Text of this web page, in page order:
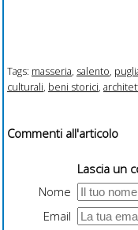
Tags: masseria, salento,
culturali, beni storici,
Commenti all'articolo
Lascia un
Nome
Email